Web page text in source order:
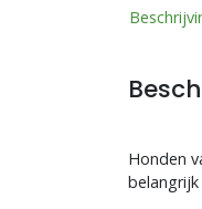
Honden
belangrijk